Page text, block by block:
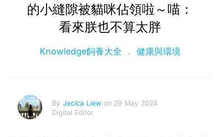
的小縫隙被貓咪佔領啦～喵：
看來朕也不算太胖
Knowledge飼養大全 健康與環境
By Jecica Liew on 29 May 2024
Digital Editor